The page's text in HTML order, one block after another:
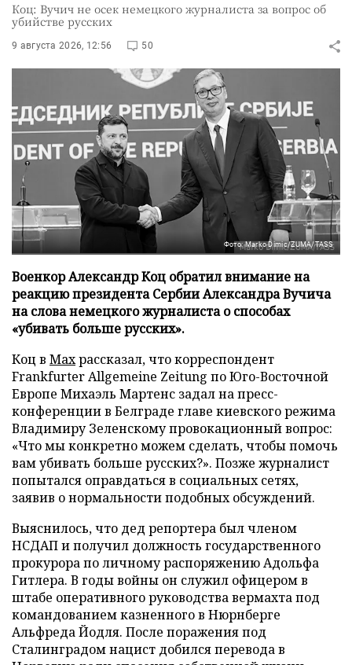
Коц: Вучич не осек немецкого журналиста за вопрос об
убийстве русских
9 августа 2026, 12:56 50
Фото: Marko Dimic/ZUMA/TASS
Военкор Александр Коц обратил внимание на
реакцию президента Сербии Александра Вучича
на слова немецкого журналиста о способах
«убивать больше русских».
Коц в Махрассказал, что корреспондент
Frankfurter Allgemeine Zeitung по Юго-Восточной
Европе Михаэль Мартенс задал на пресс-
конференции в Белграде главе киевского режима
Владимиру Зеленскому провокационный вопрос:
«Что мы конкретно можем сделать, чтобы помочь
вам убивать больше русских?». Позже журналист
попытался оправдаться в социальных сетях,
заявив о нормальности подобных обсуждений.
Выяснилось, что дед репортера был членом
НСДАП и получил должность государственного
прокурора по личному распоряжению Адольфа
Гитлера. В годы войны он служил офицером в
штабе оперативного руководства вермахта под
командованием казненного в Нюрнберге
Альфреда Йодля. После поражения под
Сталинградом нацист добился перевода в